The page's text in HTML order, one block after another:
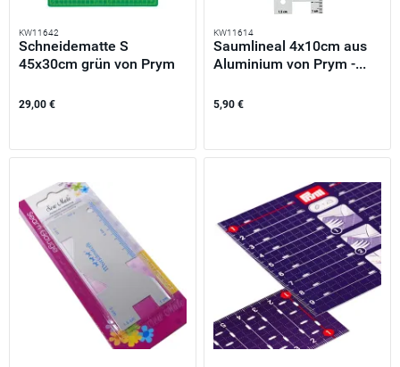
KW11642
Schneidematte S
45x30cm grün von Prym
29,00 €
KW11614
Saumlineal 4x10cm aus
Aluminium von Prym -...
5,90 €